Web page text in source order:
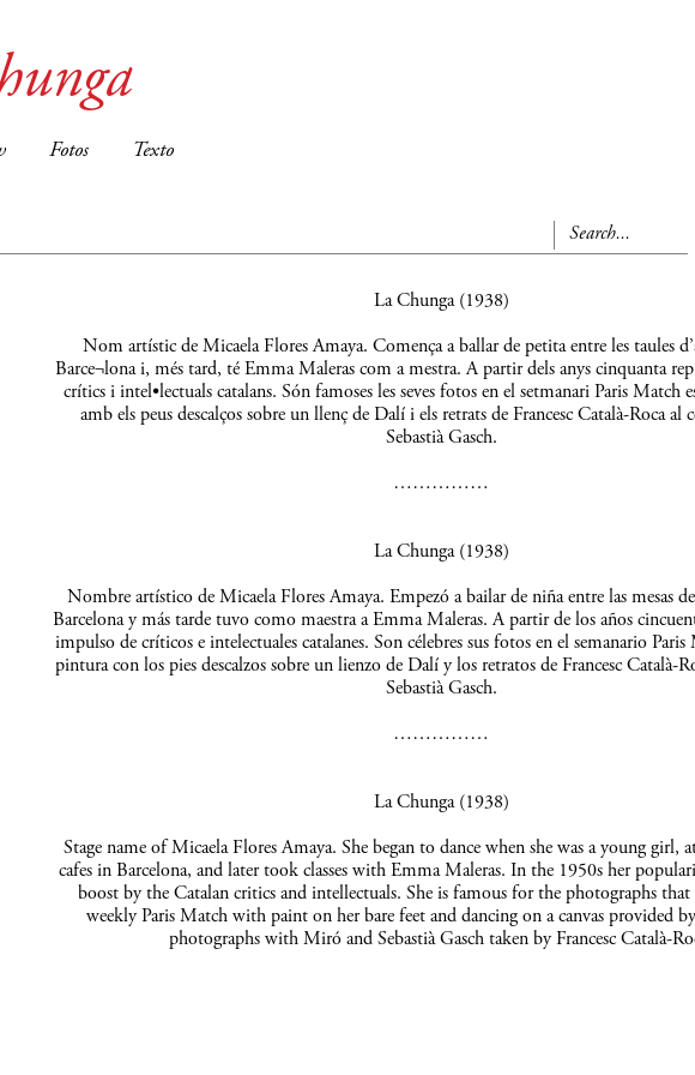
Fotos Texto
La Chunga (1938)
Nom artístic de Micaela Flores Amaya. Comença a ballar de petita entre les taules
Barce¬lona i, més tard, té Emma Maleras com a mestra. A partir dels anys cinquanta
crítics i intel•lectuals catalans. Són famoses les seves fotos en el setmanari Paris Match
amb els peus descalços sobre un llenç de Dalí i els retrats de Francesc Català-Roca
Sebastià Gasch.
……………
La Chunga (1938)
Nombre artístico de Micaela Flores Amaya. Empezó a bailar de niña entre las mesas
Barcelona y más tarde tuvo como maestra a Emma Maleras. A partir de los años
impulso de críticos e intelectuales catalanes. Son célebres sus fotos en el semanario Paris
pintura con los pies descalzos sobre un lienzo de Dalí y los retratos de Francesc Català-
Sebastià Gasch.
……………
La Chunga (1938)
Stage name of Micaela Flores Amaya. She began to dance when she was a young girl,
cafes in Barcelona, and later took classes with Emma Maleras. In the 1950s her
boost by the Catalan critics and intellectuals. She is famous for the photographs that
weekly Paris Match with paint on her bare feet and dancing on a canvas provided
photographs with Miró and Sebastià Gasch taken by Francesc Català-